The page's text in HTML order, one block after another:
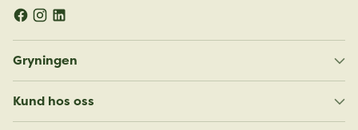
Gryningen
Kund hos oss